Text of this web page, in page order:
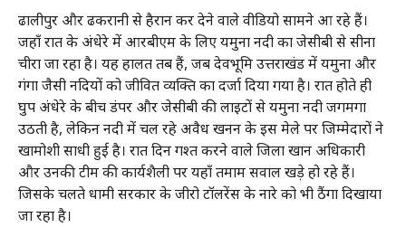
ढालीपुर और ढकरानी से हैरान कर देने वाले वीडियो सामने आ रहे हैं।
जहाँ रात के अंधेरे में आरबीएम के लिए यमुना नदी का जेसीबी से सीना
चीरा जा रहा है। यह हालत तब हैं, जब देवभूमि उत्तराखंड में यमुना और
गंगा जैसी नदियों को जीवित व्यक्ति का दर्जा दिया गया है। रात होते ही
घुप अंधेरे के बीच डंपर और जेसीबी की लाइटों से यमुना नदी जगमगा
उठती है, लेकिन नदी में चल रहे अवैध खनन के इस मेले पर जिम्मेदारों ने
खामोशी साधी हुई है। रात दिन गश्त करने वाले जिला खान अधिकारी
और उनकी टीम की कार्यशैली पर यहाँ तमाम सवाल खड़े हो रहे हैं।
जिसके चलते धामी सरकार के जीरो टॉलरेंस के नारे को भी ठैंगा दिखाया
जा रहा है।